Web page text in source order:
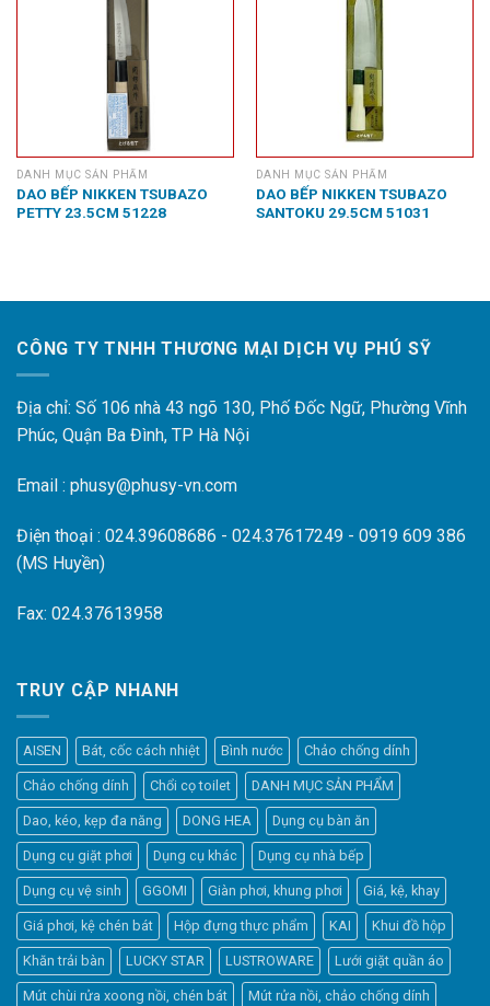
DANH MỤC SẢN PHẨM
DAO BẾP NIKKEN TSUBAZO
PETTY 23.5CM 51228
DANH MỤC SẢN PHẨM
DAO BẾP NIKKEN TSUBAZO
SANTOKU 29.5CM 51031
CÔNG TY TNHH THƯƠNG MẠI DỊCH VỤ PHÚ SỸ
Địa chỉ: Số 106 nhà 43 ngõ 130, Phố Đốc Ngữ, Phường Vĩnh
Phúc, Quận Ba Đình, TP Hà Nội
Email : phusy@phusy-vn.com
Điện thoại : 024.39608686 - 024.37617249 - 0919 609 386
(MS Huyền)
Fax: 024.37613958
TRUY CẬP NHANH
AISEN Bát, cốc cách nhiệt Bình nước Chảo chống dính
Chảo chống dính Chổi cọ toilet DANH MỤC SẢN PHẨM
Dao, kéo, kẹp đa năng DONG HEA Dụng cụ bàn ăn
Dụng cụ giặt phơi Dụng cụ khác Dụng cụ nhà bếp
Dụng cụ vệ sinh GGOMI Giàn phơi, khung phơi Giá, kệ, khay
Giá phơi, kệ chén bát Hộp đựng thực phẩm KAI Khui đồ hộp
Khăn trải bàn LUCKY STAR LUSTROWARE Lưới giặt quần áo
Mút chùi rửa xoong nồi, chén bát Mút rửa nồi, chảo chống dính
Elfsight